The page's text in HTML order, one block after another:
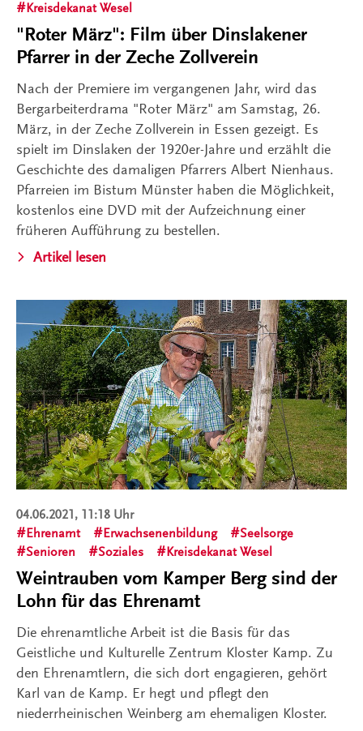
Kreisdekanat Wesel
"Roter März": Film über Dinslakener
Pfarrer in der Zeche Zollverein
Nach der Premiere im vergangenen Jahr, wird das
Bergarbeiterdrama "Roter März" am Samstag, 26.
März, in der Zeche Zollverein in Essen gezeigt. Es
spielt im Dinslaken der 1920er-Jahre und erzählt die
Geschichte des damaligen Pfarrers Albert Nienhaus.
Pfarreien im Bistum Münster haben die Möglichkeit,
kostenlos eine DVD mit der Aufzeichnung einer
früheren Aufführung zu bestellen.
Artikel lesen
04.06.2021, 11:18 Uhr
Ehrenamt
Erwachsenenbildung
Seelsorge
Senioren
Soziales Kreisdekanat Wesel
Weintrauben vom Kamper Berg sind der
Lohn für das Ehrenamt
Die ehrenamtliche Arbeit ist die Basis für das
Geistliche und Kulturelle Zentrum Kloster Kamp. Zu
den Ehrenamtlern, die sich dort engagieren, gehört
Karl van de Kamp. Er hegt und pflegt den
niederrheinischen Weinberg am ehemaligen Kloster.